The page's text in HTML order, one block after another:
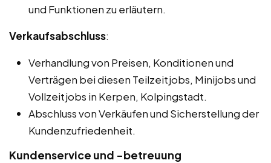
und Funktionen zu erläutern.
Verkaufsabschluss:
Verhandlung von Preisen, Konditionen und
Verträgen bei diesen Teilzeitjobs, Minijobs und
Vollzeitjobs in Kerpen, Kolpingstadt.
Abschluss von Verkäufen und Sicherstellung der
Kundenzufriedenheit.
Kundenservice und -betreuung